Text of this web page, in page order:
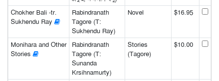
Chokher Bali -tr.
Sukhendu Ray
Rabindranath
Tagore (T:
Sukhendu Ray)
Novel $16.95
Monihara and Other
Stories
Rabindranath
Tagore (T:
Sunanda
Krsihnamurty)
Stories
(Tagore)
$10.00